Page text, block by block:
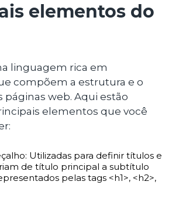
elementos do
linguagem rica em
compõem a estrutura e o
páginas web. Aqui estão
elementos que você
Utilizadas para definir títulos e
de título principal a subtítulo
pelas tags <h1>, <h2>,